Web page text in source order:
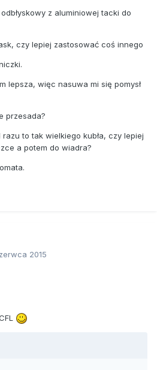
z aluminiowej tacki do
czy lepiej zastosować coś innego
lepsza, więc nasuwa mi się pomysł
przesada?
to tak wielkiego kubła, czy lepiej
a potem do wiadra?
2015